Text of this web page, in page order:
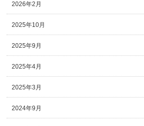
2026年2月
2025年10月
2025年9月
2025年4月
2025年3月
2024年9月